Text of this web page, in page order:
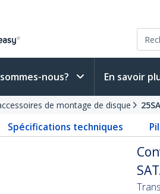
nous? En savoir
de montage de disque
Spécifications techniques